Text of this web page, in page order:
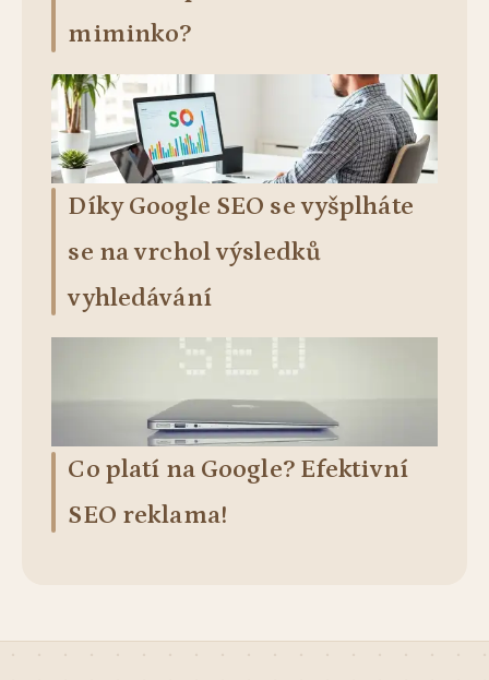
miminko?
Díky Google SEO se vyšplháte
se na vrchol výsledků
vyhledávání
Co platí na Google? Efektivní
SEO reklama!